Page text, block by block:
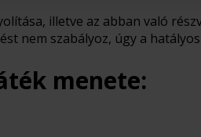
illetve az abban való
nem szabályoz, úgy a
menete: